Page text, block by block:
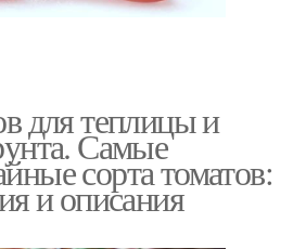
для теплицы и
Самые
сорта томатов:
и описания